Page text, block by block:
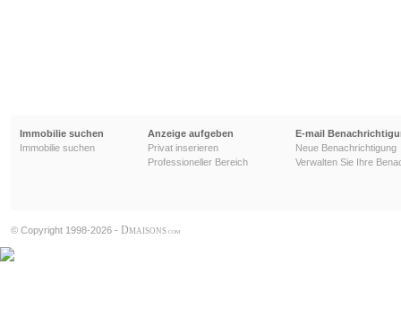
Immobilie suchen
Immobilie suchen
Anzeige aufgeben
Privat inserieren
Professioneller Bereich
E-mail
Neue Benachrichtigung
Verwalten Sie Ihre
© Copyright 1998-2026 - DMAISONS .COM